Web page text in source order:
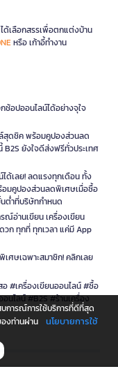
เลือกสรรเพื่อตกแต่งบ้าน
หรือ เก้าอี้ทำงาน
ช้อปออนไลน์ได้อย่างจุใจ
ล์สุดชิค พร้อมคูปองส่วนลด
B2S ยังใจดีส่งฟรีทั่วประเทศ
ด้เลย! ลดแรงทุกเดือน ทั้ง
อมคูปองส่วนลดพิเศษเมื่อซื้อ
ต่ำที่บริษัทกำหนด
ณ์อ่านเขียน เครื่องเขียน
วก ทุกที่ ทุกเวลา แค่มี App
เศษเฉพาะสมาชิก! คลิกเลย
#เครื่องเขียนออนไลน์ #ซื้อ
นไลน์ #B2S #ร้านเครื่อง
บการณ์การใช้บริการที่ดีที่สุด
งท่านผ่าน
นโยบายการใช้